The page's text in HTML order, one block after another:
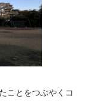
ことをつぶやくコ